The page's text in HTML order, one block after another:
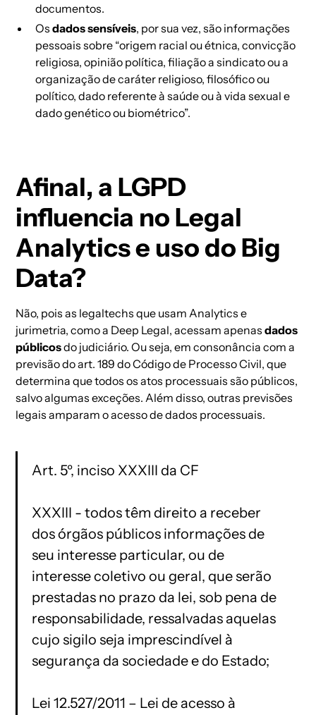
documentos.
Osdados sensíveis, por sua vez, são informações
pessoais sobre “origem racial ou étnica, convicção
religiosa, opinião política, filiação a sindicato ou a
organização de caráter religioso, filosófico ou
político, dado referente à saúde ou à vida sexual e
dado genético ou biométrico”.
Afinal, a LGPD
influencia no Legal
Analytics e uso do Big
Data?
Não, pois as legaltechs que usamAnalytics e
jurimetria, como a Deep Legal, acessam apenasdados
públicosdo judiciário. Ou seja, em consonância com a
previsão do art. 189 do Código de Processo Civil, que
determina que todos os atos processuais são públicos,
salvo algumas exceções. Além disso, outras previsões
legais amparam o acesso de dados processuais.
Art. 5º, inciso XXXIII da CF
XXXIII - todos têm direito a receber
dos órgãos públicos informações de
seu interesse particular, ou de
interesse coletivo ou geral, que serão
prestadas no prazo da lei, sob pena de
responsabilidade, ressalvadas aquelas
cujo sigilo seja imprescindível à
segurança da sociedade e do Estado;
Lei 12.527/2011 – Lei de acesso à